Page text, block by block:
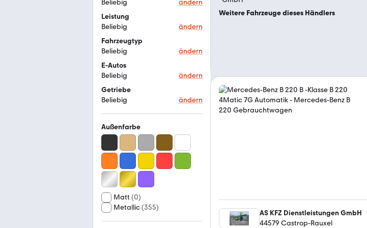
Beliebig
ändern
Leistung
Beliebig
ändern
Fahrzeugtyp
Beliebig
ändern
E-Autos
Beliebig
ändern
Getriebe
Beliebig
ändern
Außenfarbe
Matt (0)
Metallic(355)
Weitere Fahrzeuge dieses Händlers
AS KFZ Dienstleistungen GmbH
44579 Castrop-Rauxel